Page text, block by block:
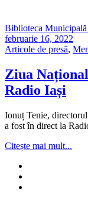
Biblioteca
februarie 16, 2022
Articole de presă,
Ziua
Radio Iași
Ionuț Tenie,
a fost în direct la
Citește mai mult...